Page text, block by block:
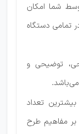
شما امکان
تمامی دستگاه
توضیحی و
تعداد
مفاهیم طرح